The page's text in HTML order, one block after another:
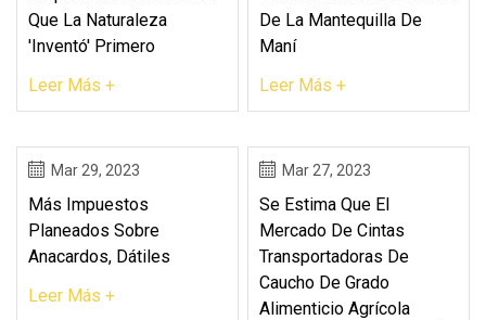
Que La Naturaleza
'inventó' Primero
Leer Más +
De La Mantequilla De
Maní
Leer Más +
Mar 29, 2023
Más Impuestos
Planeados Sobre
Anacardos, Dátiles
Leer Más +
Mar 27, 2023
Se Estima Que El
Mercado De Cintas
Transportadoras De
Caucho De Grado
Alimenticio Agrícola